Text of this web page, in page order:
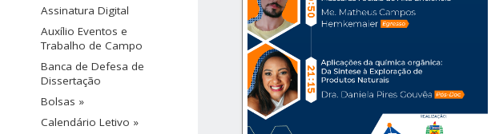
Assinatura Digital
Auxílio Eventos e
Trabalho de Campo
Banca de Defesa de
Dissertação
Bolsas »
Calendário Letivo »